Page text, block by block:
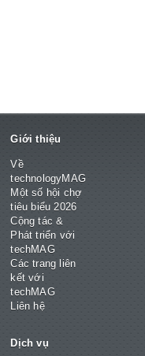
Giới thiệu
Về
technologyMAG
Một số hội chợ
tiêu biểu 2026
Cộng tác &
Phát triển với
techMAG
Các trang liên
kết với
techMAG
Liên hệ
Dịch vụ